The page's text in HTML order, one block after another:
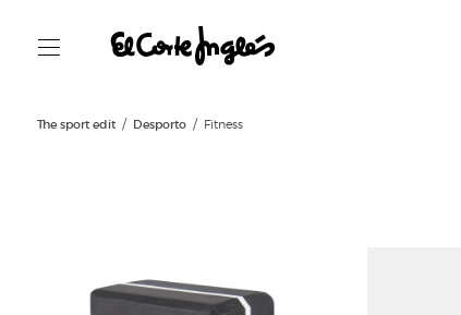
The sport edit Desporto Fitness